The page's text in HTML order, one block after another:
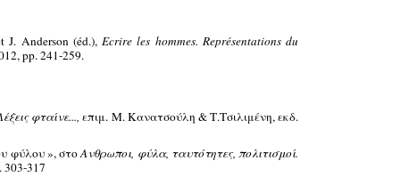
J. Andersοn (éd.),Ecrire les hommes. Représentations du
pp.241-259.
φταίνε...,επιμ. Μ. Κανατσούλη & Τ.Τσιλιμένη, εκδ.
φύλου », στοΑνθρωποι, φύλα, ταυτότητες, πολιτισμοί.
317